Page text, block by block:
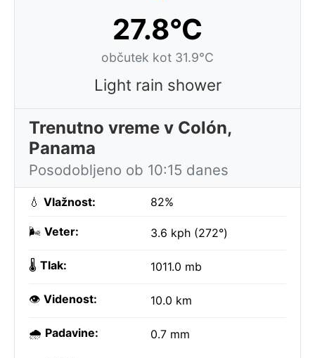
27.8°C
občutek kot 31.9°C
Light rain shower
Trenutno vreme v Colón,
Panama
Posodobljeno ob 10:15 danes
💧 Vlažnost: 82%
🌬️ Veter: 3.6 kph (272°)
🌡️ Tlak: 1011.0 mb
👁️ Videnost: 10.0 km
🌧️ Padavine: 0.7 mm